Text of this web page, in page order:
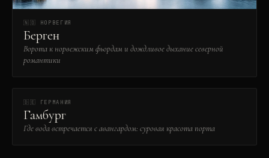
🇳🇴 НОРВЕГИЯ
Берген
Ворота к норвежским фьордам и дождливое дыхание северной
романтики
🇩🇪 ГЕРМАНИЯ
Гамбург
Где вода встречается с авангардом: суровая красота порта